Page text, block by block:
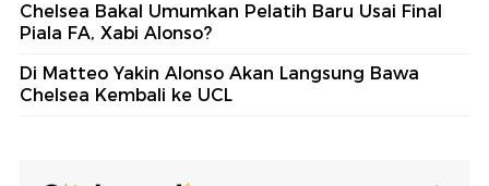
Chelsea Bakal Umumkan Pelatih Baru Usai Final
Piala FA, Xabi Alonso?
Di Matteo Yakin Alonso Akan Langsung Bawa
Chelsea Kembali ke UCL